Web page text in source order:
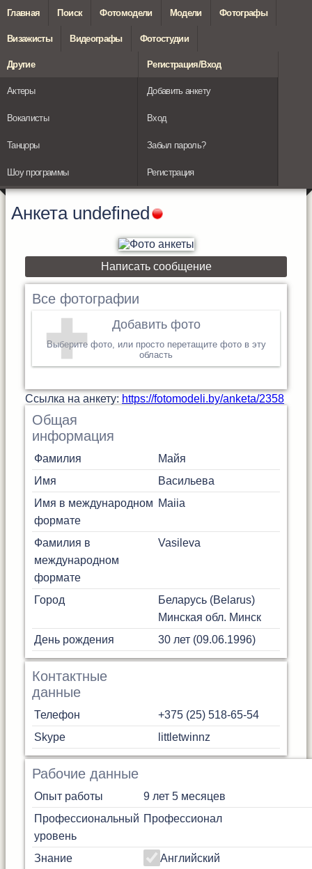
Главная Поиск Фотомодели Модели Фотографы
Визажисты Видеографы Фотостудии
Другие
Актеры
Вокалисты
Танцоры
Шоу программы
Регистрация/Вход
Добавить анкету
Вход
Забыл пароль?
Регистрация
Анкета undefined
Написать сообщение
Все фотографии
Добавить фото
Выберите фото, или просто перетащите фото в эту
область
Cсылка на анкету: https://fotomodeli.by/anketa/2358
Общая
информация
Фамилия
Майя
Имя
Васильева
Имя в международном
формате
Maiia
Фамилия в
международном
формате
Vasileva
Город
Беларусь (Belarus)
Минская обл. Минск
День рождения
30 лет (09.06.1996)
Контактные
данные
Телефон
+375 (25) 518-65-54
Skype
littletwinnz
Рабочие данные
Опыт работы
9 лет 5 месяцев
Профессиональный
уровень
Профессионал
Знание
Английский